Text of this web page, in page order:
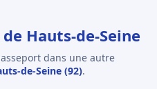
Hauts-de-Seine
dans une autre
de-Seine (92).